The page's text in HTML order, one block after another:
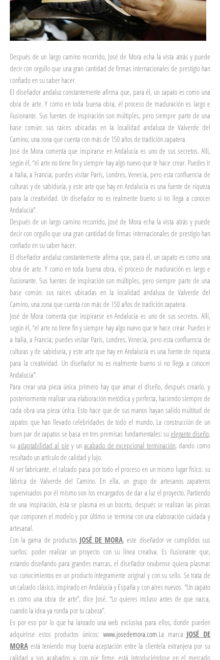
Después de un largo camino recorrido, José de Mora echa la vista atrás y puede
decir con orgullo que una gran cantidad de firmas internacionales de prestigio han
confiado en su saber hacer.
El diseñador andaluz constantemente afirma que, para él, un zapato es como una
obra de arte. Y como en toda buena obra, el proceso de maduración es largo e
ilusionante. Sus fuentes de inspiración son múltiples, pero siempre parte de una
base común: sus raíces ubicadas en la localidad andaluza de Valverde del
Camino, una zona que cuenta con más de 150 años de tradición zapatera.
José de Mora comenta que inspirarse en Andalucía es uno de sus secretos. Allí,
según él, “el arte no tiene fin y siempre hay algo nuevo que te hace crear. Puedes ir
a Italia, a Francia; puedes visitar París, Londres, Venecia, pero esta confluencia de
culturas y de sabiduría, y este arte que hay en Andalucía es una fuente de riqueza
para la creatividad. Un diseñador no es realmente bueno si no llega a conocer
Andalucía”.
Después de un largo camino recorrido, José de Mora echa la vista atrás y puede
decir con orgullo que una gran cantidad de firmas internacionales de prestigio han
confiado en su saber hacer.
El diseñador andaluz constantemente afirma que, para él, un zapato es como una
obra de arte. Y como en toda buena obra, el proceso de maduración es largo e
ilusionante. Sus fuentes de inspiración son múltiples, pero siempre parte de una
base común: sus raíces ubicadas en la localidad andaluza de Valverde del
Camino, una zona que cuenta con más de 150 años de tradición zapatera.
José de Mora comenta que inspirarse en Andalucía es uno de sus secretos. Allí,
según él, “el arte no tiene fin y siempre hay algo nuevo que te hace crear. Puedes ir
a Italia, a Francia; puedes visitar París, Londres, Venecia, pero esta confluencia de
culturas y de sabiduría, y este arte que hay en Andalucía es una fuente de riqueza
para la creatividad. Un diseñador no es realmente bueno si no llega a conocer
Andalucía”.
Para crear una pieza única primero hay que amar el diseño, después crearlo, y
posteriormente realizar una elaboración metódica y perfecta, haciendo siempre de
cada obra una pieza única. Esto hace que de sus manos hayan salido multitud de
zapatos que han llevado celebridades de todo el mundo. La construcción de un
buen par de zapatos se basa en tres premisas fundamentales: su elegante diseño,
su adaptabilidad al pie y unacabado de excepcional terminación, dando como
resultado un artículo de calidad y lujo.
Al ser fabricante, el calzado pasa por todo el proceso en un mismo lugar físico: su
fábrica de Valverde del Camino. En ella, un grupo de artesanos zapateros
supervisados por él mismo son los encargados de dar a luz el proyecto. Partiendo
de una inspiración, ésta se plasma en un boceto, después se realizan las piezas
que componen el modelo y por último se termina con una elaboración cuidada y
artesanal.
Con la gama de productos JOSÉ DE MORA, este diseñador ve cumplidos sus
sueños: poder realizar un proyecto con su línea creativa. Es ilusionante que,
estando diseñando para grandes marcas, el diseñador onubense quiera plasmar
sus conocimientos en un producto íntegramente original y con su sello. Se trata de
un calzado clásico, inspirado en Andalucía y España y con aires nuevos. “Un zapato
es como una obra de arte”, dice José. “Lo quieres incluso antes de que nazca,
cuando la idea ya ronda por tu cabeza”.
Es por eso por lo que ha lanzado una web exclusiva para ellos, donde pueden
adquirirse estos productos únicos: www.josedemora.com.La marca JOSÉ DE
MORA está teniendo muy buena aceptación entre la clientela extranjera por su
calidad y sus acabados y, con pie firme, está introduciéndose en el mercado